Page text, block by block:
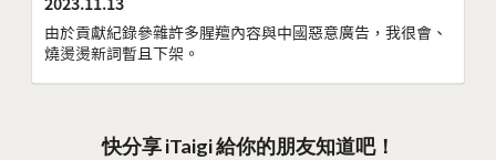
由於貢獻紀錄參雜許多腥羶內容與中國惡意廣告，我很會、
燒燙燙新詞暫且下架。
快分享 iTaigi 給你的朋友知道吧！